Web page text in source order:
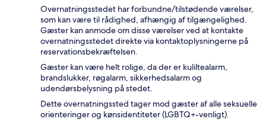
Overnatningsstedet har forbundne/tilstødende værelser,
som kan være til rådighed, afhængig af tilgængelighed.
Gæster kan anmode om disse værelser ved at kontakte
overnatningsstedet direkte via kontaktoplysningerne på
reservationsbekræftelsen.
Gæster kan være helt rolige, da der er kuliltealarm,
brandslukker, røgalarm, sikkerhedsalarm og
udendørsbelysning på stedet.
Dette overnatningssted tager mod gæster af alle seksuelle
orienteringer og kønsidentiteter (LGBTQ+-venligt).